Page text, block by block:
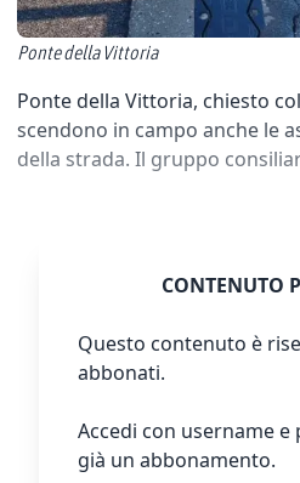
Ponte della Vittoria
Ponte della Vittoria, chiesto
scendono in campo anche le
della strada. Il gruppo
CONTENUTO
Questo contenuto è
abbonati.
Accedi con username e
già un abbonamento.